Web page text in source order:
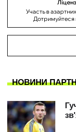
Участь в
Дотримуйтеся